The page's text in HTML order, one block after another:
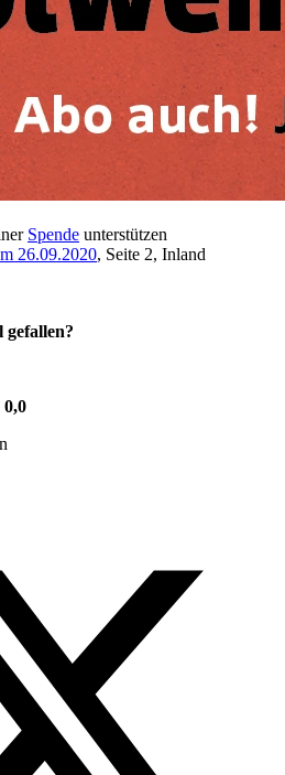
Spende unterstützen
26.09.2020, Seite 2, Inland
0,0